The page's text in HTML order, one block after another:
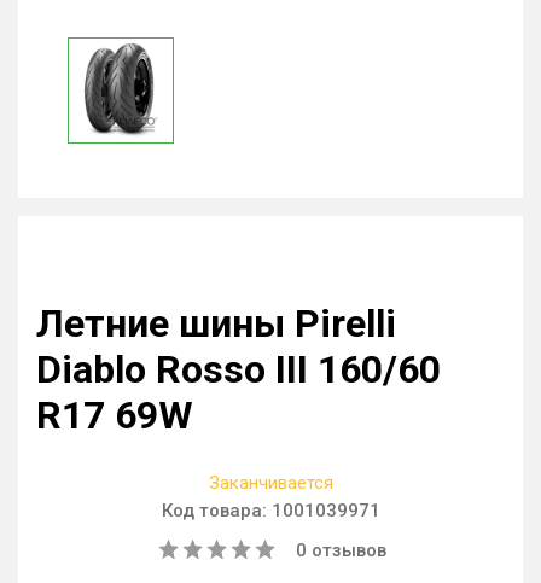
Летние шины Pirelli
Diablo Rosso III 160/60
R17 69W
Заканчивается
Код товара: 1001039971
0 отзывов